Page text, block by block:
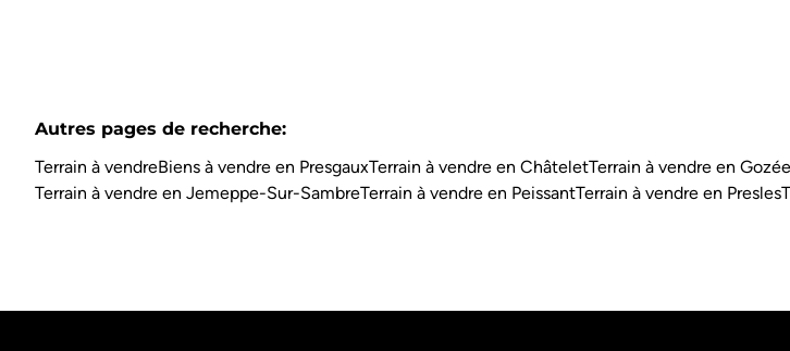
Autres pages de recherche:
Terrain à vendreBiens à vendre en PresgauxTerrain à vendre en ChâteletTerrain à vendre en Gozée
Terrain à vendre en Jemeppe-Sur-SambreTerrain à vendre en PeissantTerrain à vendre en Presles